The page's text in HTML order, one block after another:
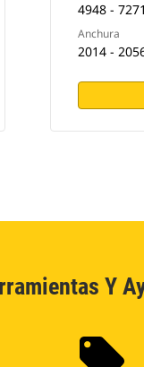
4948 -
Anchura
2014 -
Y